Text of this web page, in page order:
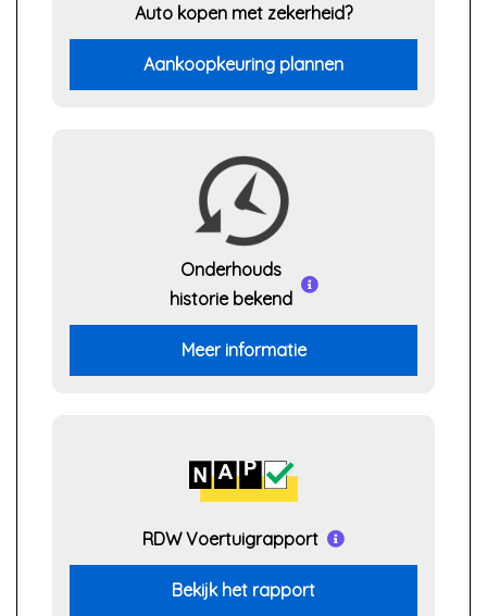
Auto kopen met zekerheid?
Aankoopkeuring plannen
Onderhouds
historie bekend
Meer informatie
RDW Voertuigrapport
Bekijk het rapport